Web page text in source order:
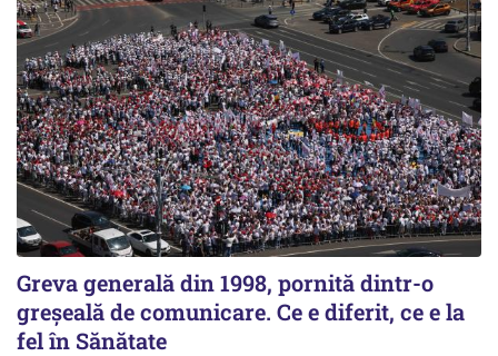
Greva generală din 1998, pornită dintr-o
greșeală de comunicare. Ce e diferit, ce e la
fel în Sănătate